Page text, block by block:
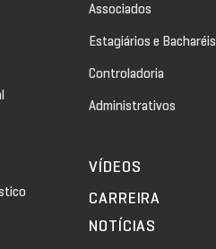
Associados
Estagiários e Bacharéis
Controladoria
Administrativos
VÍDEOS
NOTÍCIAS
CARREIRA